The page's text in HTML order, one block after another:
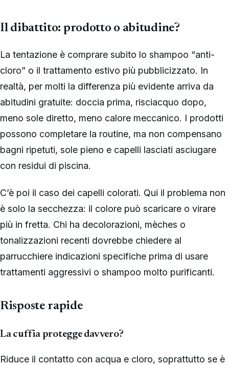
Il dibattito: prodotto o abitudine?
La tentazione è comprare subito lo shampoo “anti-
cloro” o il trattamento estivo più pubblicizzato. In
realtà, per molti la differenza più evidente arriva da
abitudini gratuite: doccia prima, risciacquo dopo,
meno sole diretto, meno calore meccanico. I prodotti
possono completare la routine, ma non compensano
bagni ripetuti, sole pieno e capelli lasciati asciugare
con residui di piscina.
C’è poi il caso dei capelli colorati. Qui il problema non
è solo la secchezza: il colore può scaricare o virare
più in fretta. Chi ha decolorazioni, mèches o
tonalizzazioni recenti dovrebbe chiedere al
parrucchiere indicazioni specifiche prima di usare
trattamenti aggressivi o shampoo molto purificanti.
Risposte rapide
La cuffia protegge davvero?
Riduce il contatto con acqua e cloro, soprattutto se è